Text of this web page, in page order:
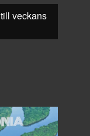
veckans